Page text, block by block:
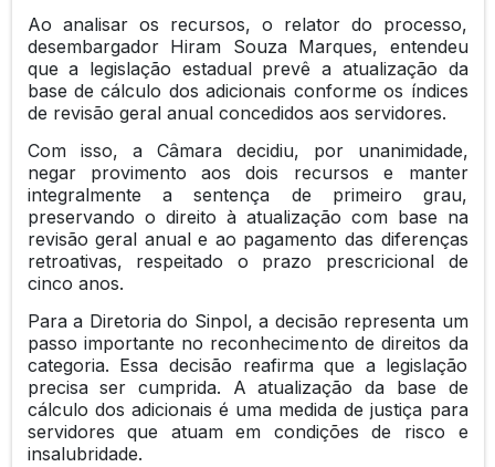
Ao analisar os recursos, o relator do processo,
desembargador Hiram Souza Marques, entendeu
que a legislação estadual prevê a atualização da
base de cálculo dos adicionais conforme os índices
de revisão geral anual concedidos aos servidores.
Com isso, a Câmara decidiu, por unanimidade,
negar provimento aos dois recursos e manter
integralmente a sentença de primeiro grau,
preservando o direito à atualização com base na
revisão geral anual e ao pagamento das diferenças
retroativas, respeitado o prazo prescricional de
cinco anos.
Para a Diretoria do Sinpol, a decisão representa um
passo importante no reconhecimento de direitos da
categoria. Essa decisão reafirma que a legislação
precisa ser cumprida. A atualização da base de
cálculo dos adicionais é uma medida de justiça para
servidores que atuam em condições de risco e
insalubridade.